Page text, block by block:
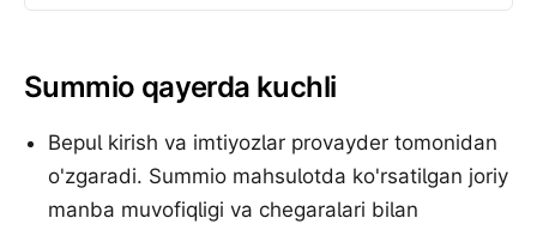
Summio qayerda kuchli
Bepul kirish va imtiyozlar provayder tomonidan
o'zgaradi. Summio mahsulotda ko'rsatilgan joriy
manba muvofiqligi va chegaralari bilan